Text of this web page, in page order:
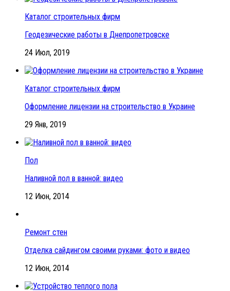
Каталог строительных фирм
Геодезические работы в Днепропетровске
24 Июл, 2019
Каталог строительных фирм
Оформление лицензии на строительство в Украине
29 Янв, 2019
Пол
Наливной пол в ванной: видео
12 Июн, 2014
Ремонт стен
Отделка сайдингом своими руками: фото и видео
12 Июн, 2014